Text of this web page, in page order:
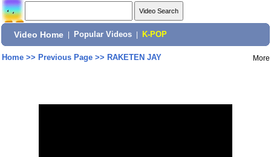
Video Home Popular Videos K-POP
Home>> Previous Page>> RAKETEN JAY More